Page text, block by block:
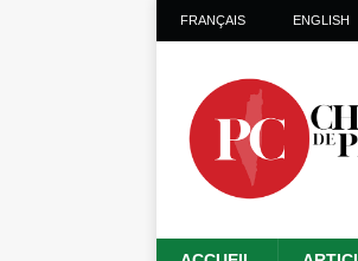
FRANÇAIS ENGLISH